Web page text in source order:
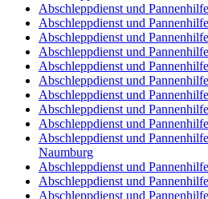
Abschleppdienst und
Abschleppdienst und
Abschleppdienst und
Abschleppdienst und
Abschleppdienst und
Abschleppdienst und
Abschleppdienst und
Abschleppdienst und
Abschleppdienst und
Abschleppdienst und
Naumburg
Abschleppdienst und
Abschleppdienst und
Abschleppdienst und